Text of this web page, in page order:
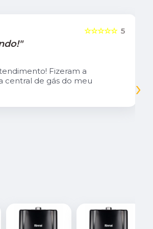
5
☆☆☆☆☆
Fizeram a
central de gás do meu
›